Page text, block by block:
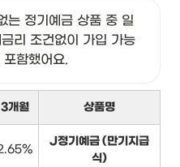
는 정기예금 상품 중 일
리 조건없이 가입 가능
함했어요.
3개월 상품명
J정기예금 (만기지급
식)